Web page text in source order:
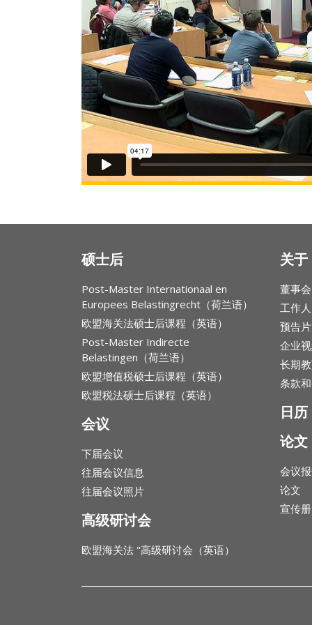
硕士后
Post-Master Internationaal en
Europees Belastingrecht（荷兰语）
欧盟海关法硕士后课程（英语）
Post-Master Indirecte
Belastingen（荷兰语）
欧盟增值税硕士后课程（英语）
欧盟税法硕士后课程（英语）
会议
下届会议
往届会议信息
往届会议照片
高级研讨会
欧盟海关法 "高级研讨会（英语）
关于
董事会
工作
预告片
企业
长期
条款
日历
论文
会议
论文
宣传册